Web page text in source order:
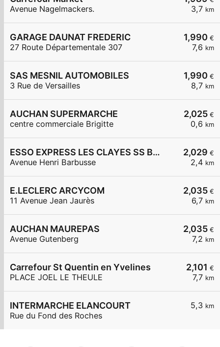
3,7 km
Avenue Nagelmackers.
1,990 €
7,6 km
GARAGE DAUNAT FREDERIC
27 Route Départementale 307
1,990 €
8,7 km
SAS MESNIL AUTOMOBILES
3 Rue de Versailles
2,025 €
0,6 km
AUCHAN SUPERMARCHE
centre commerciale Brigitte
2,029 €
2,4 km
ESSO EXPRESS LES CLAYES SS BOIS LA VIGNERAIE
Avenue Henri Barbusse
2,035 €
6,7 km
E.LECLERC ARCYCOM
11 Avenue Jean Jaurès
2,035 €
7,2 km
AUCHAN MAUREPAS
Avenue Gutenberg
2,101 €
7,7 km
Carrefour St Quentin en Yvelines
PLACE JOEL LE THEULE
5,3 km
INTERMARCHE ELANCOURT
Rue du Fond des Roches